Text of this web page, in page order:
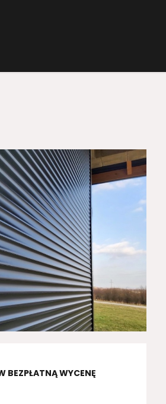
BEZPŁATNĄ WYCENĘ